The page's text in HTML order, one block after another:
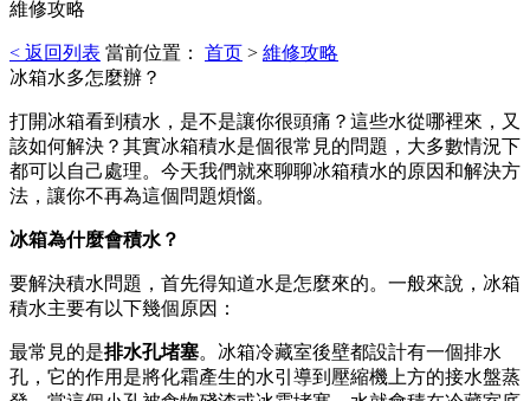
維修攻略
< 返回列表 當前位置： 首页 > 維修攻略
冰箱水多怎麼辦？
打開冰箱看到積水，是不是讓你很頭痛？這些水從哪裡來，又
該如何解決？其實冰箱積水是個很常見的問題，大多數情況下
都可以自己處理。今天我們就來聊聊冰箱積水的原因和解決方
法，讓你不再為這個問題煩惱。
冰箱為什麼會積水？
要解決積水問題，首先得知道水是怎麼來的。一般來說，冰箱
積水主要有以下幾個原因：
最常見的是排水孔堵塞。冰箱冷藏室後壁都設計有一個排水
孔，它的作用是將化霜產生的水引導到壓縮機上方的接水盤蒸